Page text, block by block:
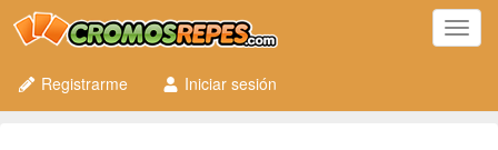
Registrarme
Iniciar sesión